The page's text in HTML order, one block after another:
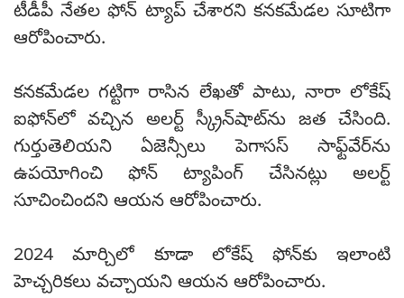
టీడీపీ నేతల ఫోన్‌ ట్యాప్‌ చేశారని కనకమేడల సూటిగా
ఆరోపించారు.
కనకమేడల గట్టిగా రాసిన లేఖతో పాటు, నారా లోకేష్
ఐఫోన్‌లో వచ్చిన అలర్ట్ స్క్రీన్‌షాట్‌ను జత చేసింది.
గుర్తుతెలియని ఏజెన్సీలు పెగాసస్ సాఫ్ట్‌వేర్‌ను
ఉపయోగించి ఫోన్ ట్యాపింగ్ చేసినట్లు అలర్ట్
సూచించిందని ఆయన ఆరోపించారు.
2024 మార్చిలో కూడా లోకేష్ ఫోన్‌కు ఇలాంటి
హెచ్చరికలు వచ్చాయని ఆయన ఆరోపించారు.